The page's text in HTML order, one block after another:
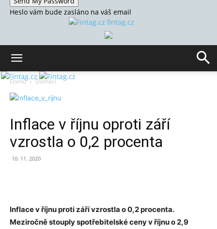
Heslo vám bude zasláno na váš email
fintag.cz
Domů Domácí
Inflace v říjnu oproti září
vzrostla o 0,2 procenta
10. 11. 2020
Inflace v říjnu proti září vzrostla o 0,2 procenta.
Meziročně stouply spotřebitelské ceny v říjnu o 2,9